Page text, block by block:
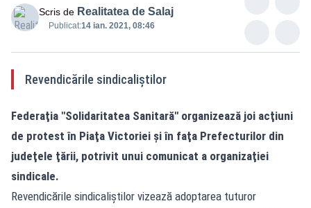
Scris de Realitatea de Salaj
Publicat:14 ian. 2021, 08:46
Revendicările sindicaliştilor
Federaţia "Solidaritatea Sanitară" organizează joi acţiuni
de protest în Piaţa Victoriei şi în faţa Prefecturilor din
judeţele ţării, potrivit unui comunicat a organizaţiei
sindicale.
Revendicările sindicaliştilor vizează adoptarea tuturor